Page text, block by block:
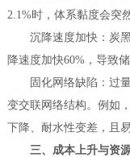
2.1%时，体系黏度会突
沉降速度加快：炭黑
降速度加快60%，导致
固化网络缺陷：过量
变交联网络结构。例如
下降、耐水性变差，且
三、成本上升与资